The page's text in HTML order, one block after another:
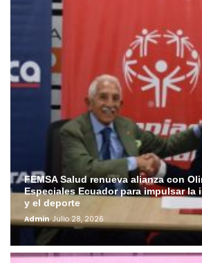
FEMSA Salud renueva alianza con
Especiales Ecuador para impulsar la
y el deporte
Admin Julio 28, 2026